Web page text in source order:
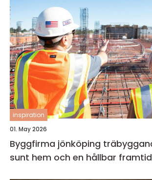
inspiration
01. May 2026
Byggfirma jönköping träbyggande för ett
sunt hem och en hållbar framtid